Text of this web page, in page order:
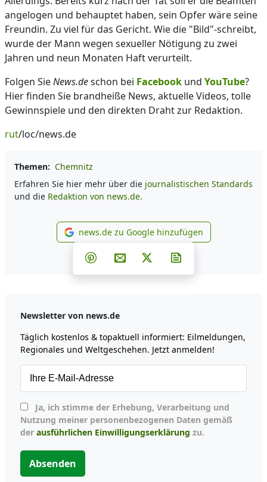
angelogen und behauptet haben, sein Opfer wäre seine
Freundin. Zu viel für das Gericht. Wie die "Bild"-schreibt,
wurde der Mann wegen sexueller Nötigung zu zwei
Jahren und neun Monaten Haft verurteilt.
Folgen SieNews.deschon bei Facebook und YouTube?
Hier finden Sie brandheiße News, aktuelle Videos, tolle
Gewinnspiele und den direkten Draht zur Redaktion.
rut/loc/news.de
Themen: Chemnitz
Erfahren Sie hier mehr über die journalistischen Standards
und die Redaktion von news.de.
news.de zu Google
news.de zu Google hinzufügen
Teilen auf Facebook
Teilen auf Whatsapp
Teilen auf Telegram
Teilen auf Pinterest
Per E-Mail teilen
Post auf X
Newsletter von news.de
Täglich kostenlos & topaktuell informiert: Eilmeldungen,
Regionales und Weltgeschehen. Jetzt anmelden!
Nutzung meiner personenbezogenen Daten gemäß
der ausführlichen Einwilligungserklärung zu.
Absenden